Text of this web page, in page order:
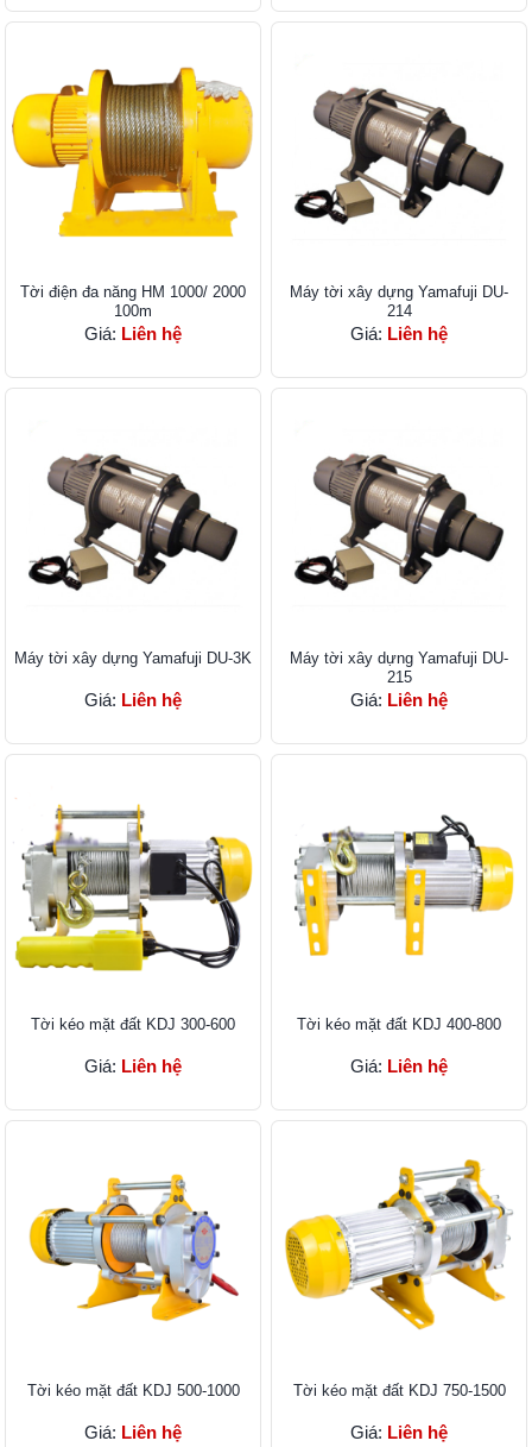
Tời điện đa năng HM 1000/ 2000
100m
Giá: Liên hệ
Máy tời xây dựng Yamafuji DU-
214
Giá: Liên hệ
Máy tời xây dựng Yamafuji DU-3K
Giá: Liên hệ
Máy tời xây dựng Yamafuji DU-
215
Giá: Liên hệ
Tời kéo mặt đất KDJ 300-600
Giá: Liên hệ
Tời kéo mặt đất KDJ 400-800
Giá: Liên hệ
Tời kéo mặt đất KDJ 500-1000
Giá: Liên hệ
Tời kéo mặt đất KDJ 750-1500
Giá: Liên hệ